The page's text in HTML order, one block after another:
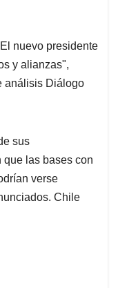
nuevo presidente
y alianzas",
análisis Diálogo
sus
las bases con
verse
Chile